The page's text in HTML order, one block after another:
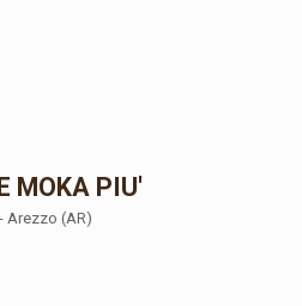
MOKA PIU'
Arezzo (AR)